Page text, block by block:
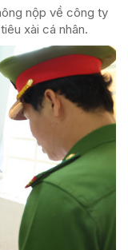
nộp về công ty
xài cá nhân.